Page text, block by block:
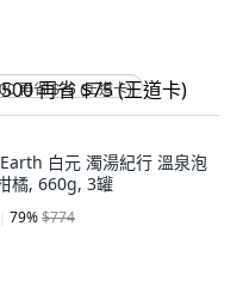
再省 $75 (王道卡)
白元 濁湯紀行 溫泉泡
橘, 660g, 3罐
79%$774